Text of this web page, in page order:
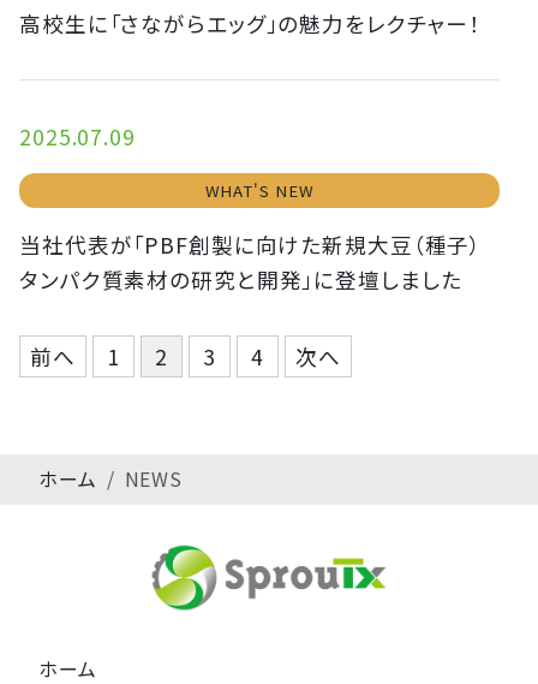
高校生に「さながらエッグ」の魅力をレクチャー！
2025.07.09
WHAT'S NEW
当社代表が「PBF創製に向けた新規大豆（種子）
タンパク質素材の研究と開発」に登壇しました
投
ペ
前へ 1 2 3 4 次へ
ホーム NEWS
ホーム